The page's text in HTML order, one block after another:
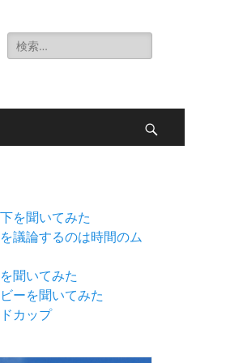
検
索:
を聞いてみた
議論するのは時間のム
聞いてみた
ーを聞いてみた
カップ